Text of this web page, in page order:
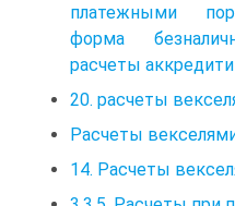
платежными
форма
расчеты
20. расчеты
Расчеты
14. Расчеты